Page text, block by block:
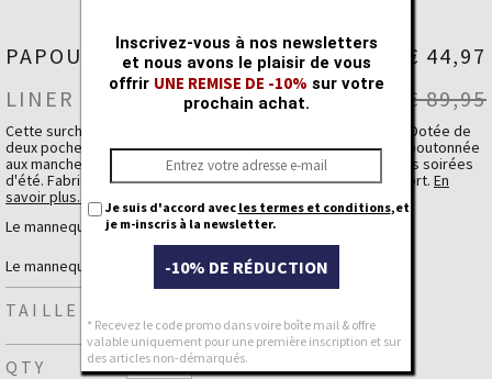
PAPOU SHIRT
€ 44,97
LINER ECRU
€ 89,95
Cette surchemise en lin élégante allie confort et raffinement. Dotée de
deux poches poitrine, de boutons effet corne et d’une patte boutonnée
aux manches pour les retrousser facilement – parfaite pour les soirées
d'été. Fabriquée en lin respirant, pour un look estival sans effort. En
savoir plus..
✔ Surchemise élégante en lin respirant
✔ Deux poches poitrine pratiques
✔ Boutons effet corne pour une touche raffinée
✔ Pattes aux manches pour les retrousser facilement
✔ Parfaite pour les soirées d'été
Le mannequin homme mesure 1,89 m et porte un large
Le mannequin femme mesure 1,68 m et porte une medium
TAILLE
QTY
Inscrivez-vous à nos newsletters
et nous avons le plaisir de vous
offrir UNE REMISE DE -10% sur votre
prochain achat.
Je suis d'accord avec les termes et conditions,et
je m-inscris à la newsletter.
-10% DE RÉDUCTION
* Recevez le code promo dans voire boîte mail & offre
valable uniquement pour une première inscription et sur
des articles non-démarqués.